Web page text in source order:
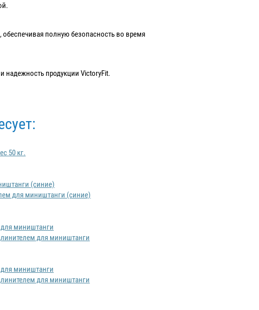
полную безопасность во время
надежность продукции VictoryFit.
50 кг.
для миништанги (синие)
для миништанги
для миништанги